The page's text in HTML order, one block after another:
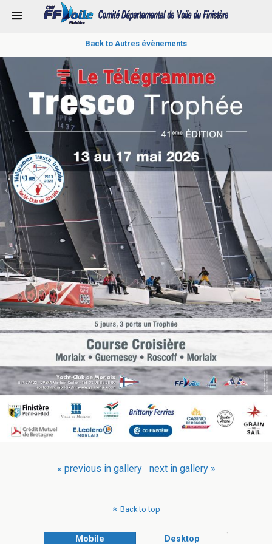
Back to Autres évènements
« previous in gallery next in gallery »
Back to top
Mobile Desktop